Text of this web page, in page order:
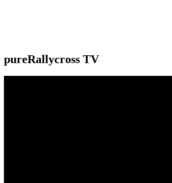
pureRallycross TV